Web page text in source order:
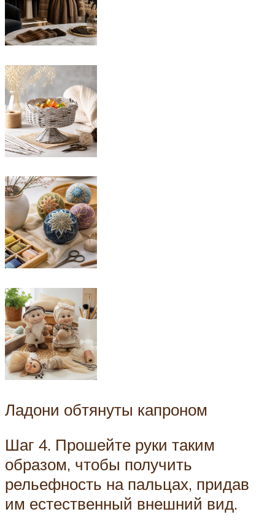
Ладони обтянуты капроном
Шаг 4. Прошейте руки таким
образом, чтобы получить
рельефность на пальцах, придав
им естественный внешний вид.